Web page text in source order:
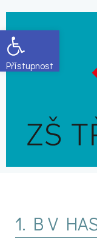
Open toolbar
1. B V